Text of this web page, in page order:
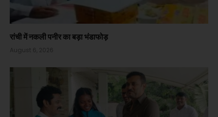
रांची में नकली पनीर का बड़ा भंडाफोड़
August 6, 2026